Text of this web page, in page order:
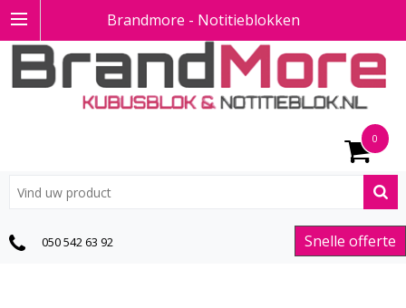
Brandmore - Notitieblokken
0
Snelle offerte
050 542 63 92